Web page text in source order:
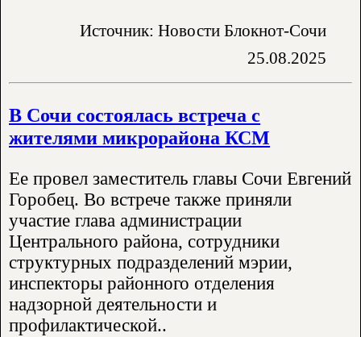
Источник: Новости Блокнот-Сочи
25.08.2025
В Сочи состоялась встреча с
жителями микрорайона КСМ
Ее провел заместитель главы Сочи Евгений
Горобец. Во встрече также приняли
участие глава администрации
Центрального района, сотрудники
структурных подразделений мэрии,
инспекторы районного отделения
надзорной деятельности и
профилактической..